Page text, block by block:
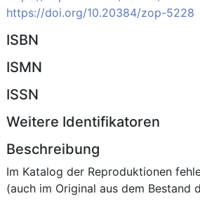
https://doi.org/10.20384/zop-5228
ISBN
ISMN
ISSN
Weitere Identifikatoren
Beschreibung
Im Katalog der Reproduktionen
(auch im Original aus dem Bestand